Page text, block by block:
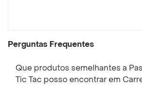
Perguntas Frequentes
Que produtos semelhantes a
Tic Tac posso encontrar em